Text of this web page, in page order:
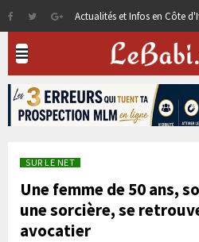
Actualités et Infos en Côte
SUR LE NET
Une femme de 50 ans,
une sorcière, se
avocatier